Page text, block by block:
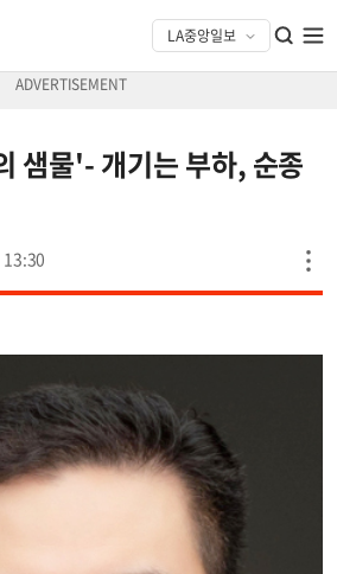
샘물'- 개기는 부하, 순종